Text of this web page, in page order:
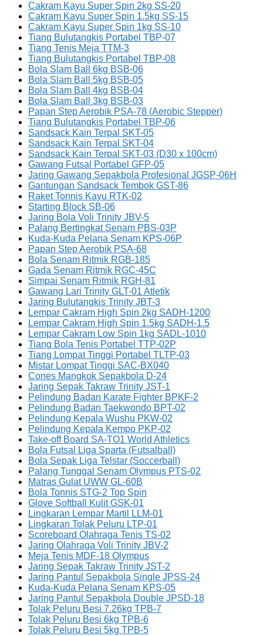
Cakram Kayu Super Spin 2kg SS-20
Cakram Kayu Super Spin 1.5kg SS-15
Cakram Kayu Super Spin 1kg SS-10
Tiang Bulutangkis Portabel TBP-07
Tiang Tenis Meja TTM-3
Tiang Bulutangkis Portabel TBP-08
Bola Slam Ball 6kg BSB-06
Bola Slam Ball 5kg BSB-05
Bola Slam Ball 4kg BSB-04
Bola Slam Ball 3kg BSB-03
Papan Step Aerobik PSA-78 (Aerobic Stepper)
Tiang Bulutangkis Portabel TBP-06
Sandsack Kain Terpal SKT-05
Sandsack Kain Terpal SKT-04
Sandsack Kain Terpal SKT-03 (D30 x 100cm)
Gawang Futsal Portabel GFP-05
Jaring Gawang Sepakbola Profesional JGSP-06H
Gantungan Sandsack Tembok GST-86
Raket Tonnis Kayu RTK-02
Starting Block SB-06
Jaring Bola Voli Trinity JBV-5
Palang Bertingkat Senam PBS-03P
Kuda-Kuda Pelana Senam KPS-06P
Papan Step Aerobik PSA-68
Bola Senam Ritmik RGB-185
Gada Senam Ritmik RGC-45C
Simpai Senam Ritmik RGH-81
Gawang Lari Trinity GLT-01 Atletik
Jaring Bulutangkis Trinity JBT-3
Lempar Cakram High Spin 2kg SADH-1200
Lempar Cakram High Spin 1.5kg SADH-1.5
Lempar Cakram Low Spin 1kg SADL-1010
Tiang Bola Tenis Portabel TTP-02P
Tiang Lompat Tinggi Portabel TLTP-03
Mistar Lompat Tinggi SAC-BX040
Cones Mangkok Sepakbola D-24
Jaring Sepak Takraw Trinity JST-1
Pelindung Badan Karate Fighter BPKF-2
Pelindung Badan Taekwondo BPT-02
Pelindung Kepala Wushu PKW-02
Pelindung Kepala Kempo PKP-02
Take-off Board SA-TO1 World Athletics
Bola Futsal Liga Sparta (Futsalball)
Bola Sepak Liga Telstar (Soccerball)
Palang Tunggal Senam Olympus PTS-02
Matras Gulat UWW GL-60B
Bola Tonnis STG-2 Top Spin
Glove Softball Kulit GSK-01
Lingkaran Lempar Martil LLM-01
Lingkaran Tolak Peluru LTP-01
Scoreboard Olahraga Tenis TS-02
Jaring Olahraga Voli Trinity JBV-2
Meja Tenis MDF-18 Olympus
Jaring Sepak Takraw Trinity JST-2
Jaring Pantul Sepakbola Single JPSS-24
Kuda-Kuda Pelana Senam KPS-05
Jaring Pantul Sepakbola Double JPSD-18
Tolak Peluru Besi 7.26kg TPB-7
Tolak Peluru Besi 6kg TPB-6
Tolak Peluru Besi 5kg TPB-5